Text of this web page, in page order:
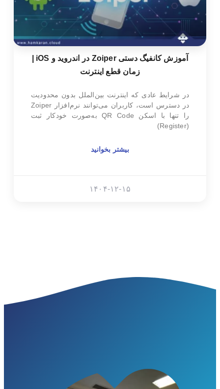
زمان قطع اینترنت
در شرایط عادی که اینترنت بین‌الملل بدون محدودیت
در دسترس است، کاربران می‌توانند نرم‌افزار Zoiper
را تنها با اسکن QR Code به‌صورت خودکار ثبت
(Register)
بیشتر بخوانید
۱۴۰۴-۱۲-۱۵